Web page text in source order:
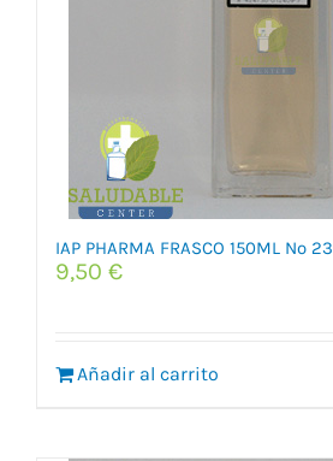
IAP PHARMA FRASCO 150ML Nº 23
9,50 €
Añadir al carrito